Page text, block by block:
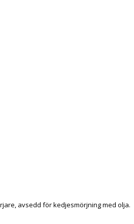
avsedd för kedjesmörjning med olja.